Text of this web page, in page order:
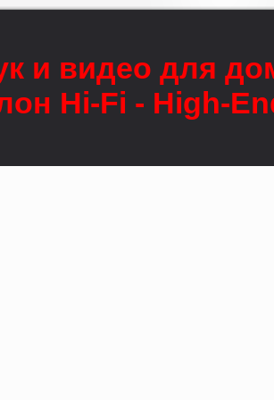
и видео для
Hi-Fi - High-